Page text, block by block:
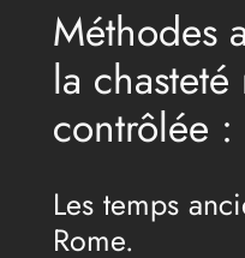
Méthodes
la
contrôlée :
Les temps
Rome.